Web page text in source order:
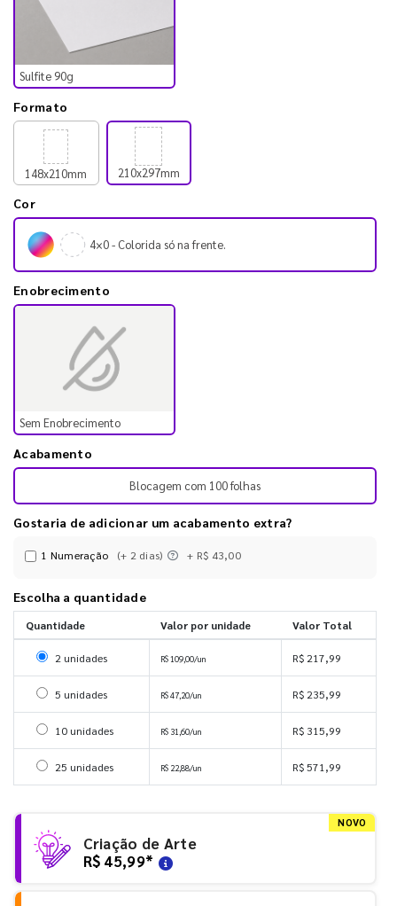
Sulfite 90g
Formato
148x210mm 210x297mm
Cor
4×0 - Colorida só na frente.
Enobrecimento
Sem Enobrecimento
Acabamento
Blocagem com 100 folhas
Gostaria de adicionar um acabamento extra?
1 Numeração (+ 2 dias) + R$ 43,00
Escolha a quantidade
Quantidade Valor por unidade Valor Total
Selecionar 2 unidades
2 unidades R$ 109,00/un R$ 217,99
Selecionar 5 unidades
5 unidades R$ 47,20/un R$ 235,99
Selecionar 10 unidades
10 unidades R$ 31,60/un R$ 315,99
Selecionar 25 unidades
25 unidades R$ 22,88/un R$ 571,99
NOVO
Criação de Arte
R$ 45,99*